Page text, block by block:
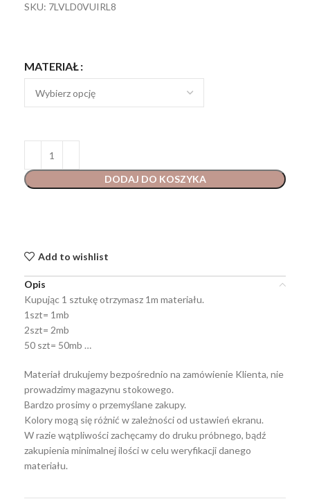
SKU: 7LVLD0VUIRL8
MATERIAŁ
DODAJ DO KOSZYKA
Add to wishlist
Opis
Kupując 1 sztukę otrzymasz 1m materiału.
1szt= 1mb
2szt= 2mb
50 szt= 50mb …
Materiał drukujemy bezpośrednio na zamówienie Klienta, nie
prowadzimy magazynu stokowego.
Bardzo prosimy o przemyślane zakupy.
Kolory mogą się różnić w zależności od ustawień ekranu.
W razie wątpliwości zachęcamy do druku próbnego, bądź
zakupienia minimalnej ilości w celu weryfikacji danego
materiału.